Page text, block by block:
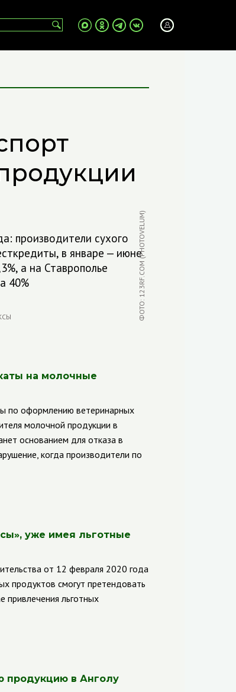
производители сухого
в январе — июне
а на Ставрополье
40%
ФОТО: 123RF.COM (PHOTOVELUM)
на молочные
по оформлению ветеринарных
молочной продукции в
основанием для отказа в
когда производители по
уже имея льготные
от 12 февраля 2020 года
продуктов смогут претендовать
привлечения льготных
продукцию в Анголу